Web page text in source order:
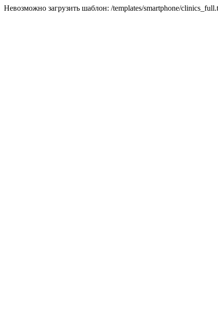
Невозможно загрузить шаблон: /templates/smartphone/